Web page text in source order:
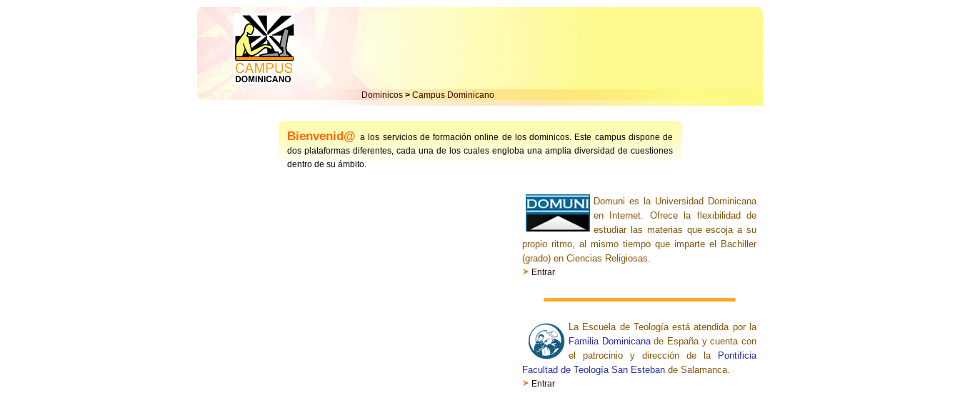
Dominicos > Campus Dominicano
Bienvenid@a los servicios de formación online de los dominicos. Este campus dispone de
dos plataformas diferentes, cada una de los cuales engloba una amplia diversidad de cuestiones
dentro de su ámbito.
Domuni es la Universidad Dominicana
en Internet. Ofrece la flexibilidad de
estudiar las materias que escoja a su
propio ritmo, al mismo tiempo que imparte el Bachiller
(grado) en Ciencias Religiosas.
Entrar
La Escuela de Teología está atendida por la
Familia Dominicanade España y cuenta con
el patrocinio y dirección de la
Pontificia
Facultad de Teología San Esteban de Salamanca.
Entrar